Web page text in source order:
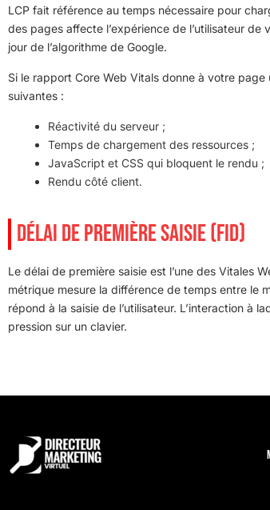
LCP fait référence au temps nécessaire pour
des pages affecte l’expérience de l’utilisateur
jour de l’algorithme de Google.
Si le rapport Core Web Vitals donne à votre
suivantes :
Réactivité du serveur ;
Temps de chargement des ressources ;
JavaScript et CSS qui bloquent le rendu ;
Rendu côté client.
DÉLAI DE PREMIÈRE SAISIE (FID)
Le délai de première saisie est l’une des Vitales
métrique mesure la différence de temps entre le
répond à la saisie de l’utilisateur. L’interaction à
pression sur un clavier.